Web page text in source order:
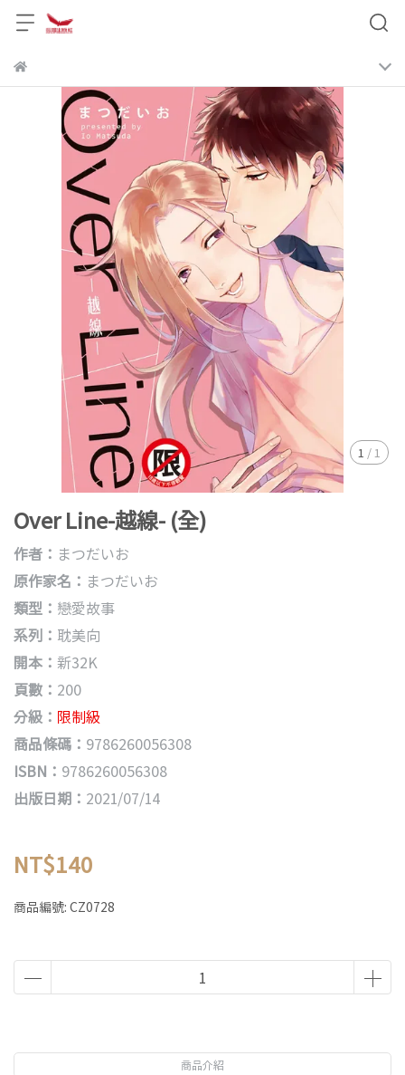
1 / 1
Over Line-越線- (全)
作者： まつだいお
原作家名： まつだいお
類型： 戀愛故事
系列： 耽美向
開本： 新32K
頁數： 200
分級： 限制級
商品條碼： 9786260056308
ISBN： 9786260056308
出版日期： 2021/07/14
NT$140
商品編號: CZ0728
商品介紹